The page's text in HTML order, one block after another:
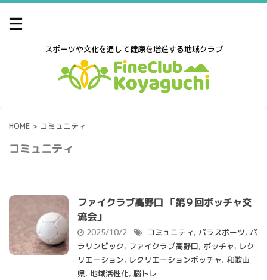
スポーツや文化を通して健康を増進する地域クラブ
HOME > コミュニティ
コミュニティ
ファイクラブ高野口 「第９回ボッチャ交
流会」
2025/10/2 コミュニティ, パラスポーツ, パ
ラリンピック, ファイクラブ高野口, ボッチャ, レク
リエーション, レクリエーションボッチャ, 和歌山
県, 地域活性化, 脳トレ